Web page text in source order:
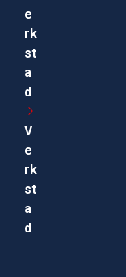
e
rk
st
a
d
V
e
rk
st
a
d